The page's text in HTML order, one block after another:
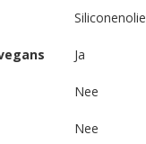
Siliconenolie
Ja
Nee
Nee